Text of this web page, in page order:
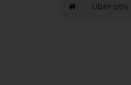
Über uns